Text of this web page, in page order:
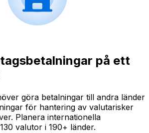
på ett
göra betalningar till andra länder
för hantering av valutarisker
Planera internationella
valutor i 190+ länder.